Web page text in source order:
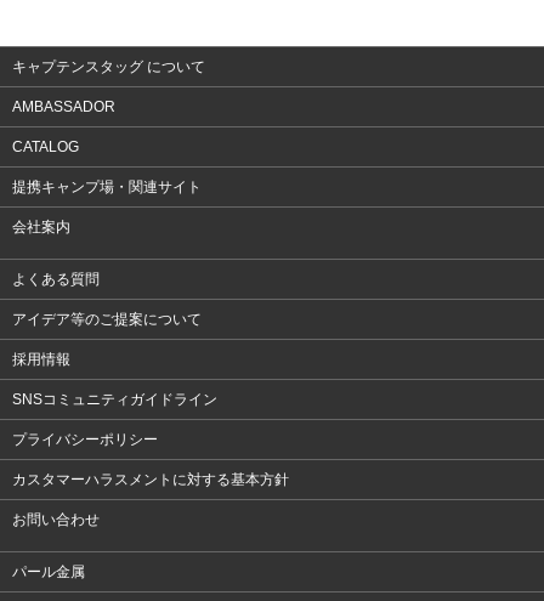
キャプテンスタッグ について
AMBASSADOR
CATALOG
提携キャンプ場・関連サイト
会社案内
よくある質問
アイデア等のご提案について
採用情報
SNSコミュニティガイドライン
プライバシーポリシー
カスタマーハラスメントに対する基本方針
お問い合わせ
パール金属